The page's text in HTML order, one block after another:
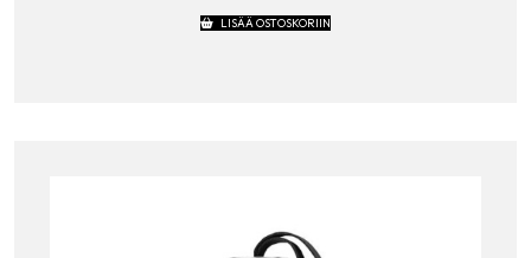
LISÄÄ OSTOSKORIIN